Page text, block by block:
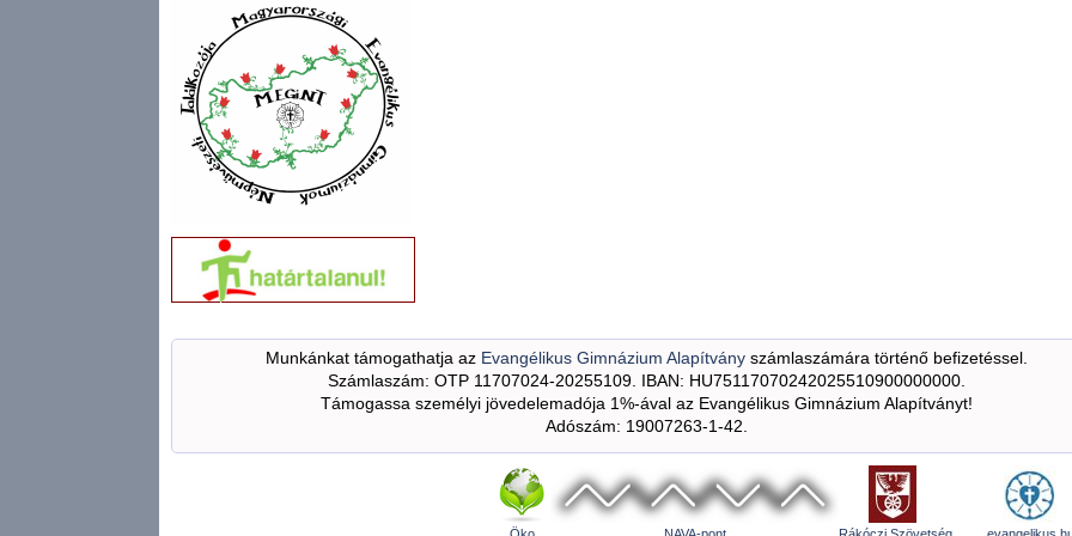
Munkánkat támogathatja az Evangélikus Gimnázium Alapítványszámlaszámára történő befizetéssel.
Számlaszám: OTP 11707024-20255109. IBAN: HU75117070242025510900000000.
Támogassa személyi jövedelemadója 1%-ával az Evangélikus Gimnázium Alapítványt!
Adószám: 19007263-1-42.